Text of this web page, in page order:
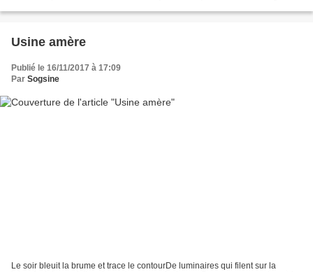
Usine amère
Publié le 16/11/2017 à 17:09
Par Sogsine
Le soir bleuit la brume et trace le contourDe luminaires qui filent sur la